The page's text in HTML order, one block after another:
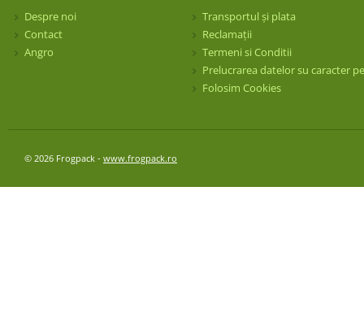
Despre noi
Contact
Angro
Transportul și plata
Reclamații
Termeni si Conditii
Prelucrarea datelor su caracter
Folosim Cookies
© 2026 Frogpack - www.frogpack.ro